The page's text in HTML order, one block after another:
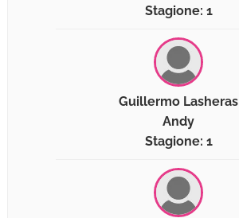
Stagione: 1
Guillermo Lasheras
Andy
Stagione: 1